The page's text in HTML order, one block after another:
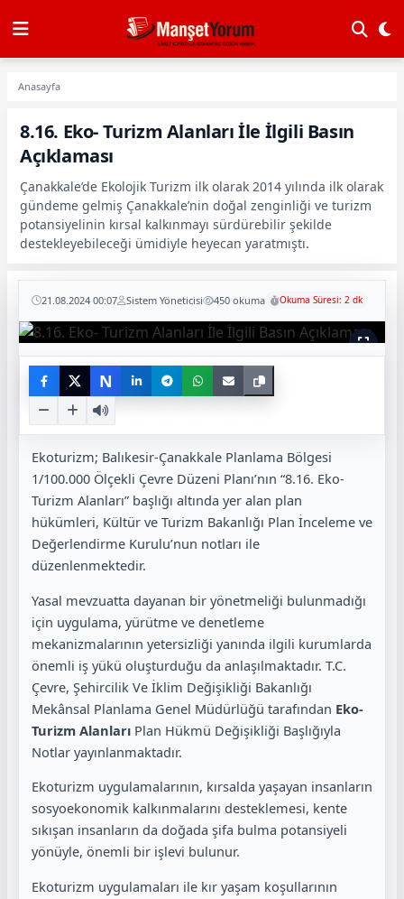
Anasayfa
8.16. Eko- Turizm Alanları İle İlgili Basın
Açıklaması
Çanakkale’de Ekolojik Turizm ilk olarak 2014 yılında ilk olarak
gündeme gelmiş Çanakkale’nin doğal zenginliği ve turizm
potansiyelinin kırsal kalkınmayı sürdürebilir şekilde
destekleyebileceği ümidiyle heyecan yaratmıştı.
21.08.2024 00:07 Sistem Yöneticisi 450 okuma Okuma Süresi: 2 dk
N
Ekoturizm; Balıkesir-Çanakkale Planlama Bölgesi
1/100.000 Ölçekli Çevre Düzeni Planı’nın “8.16. Eko-
Turizm Alanları” başlığı altında yer alan plan
hükümleri, Kültür ve Turizm Bakanlığı Plan İnceleme ve
Değerlendirme Kurulu’nun notları ile
düzenlenmektedir.
Yasal mevzuatta dayanan bir yönetmeliği bulunmadığı
için uygulama, yürütme ve denetleme
mekanizmalarının yetersizliği yanında ilgili kurumlarda
önemli iş yükü oluşturduğu da anlaşılmaktadır. T.C.
Çevre, Şehı̇rcı̇lı̇k Ve İklı̇m Değı̇şı̇klı̇ğı̇ Bakanlığı
Mekânsal Planlama Genel Müdürlüğü tarafından Eko-
Turı̇zm Alanları Plan Hükmü Değı̇şı̇klı̇ğı̇ Başlığıyla
Notlar yayınlanmaktadır.
Ekoturizm uygulamalarının, kırsalda yaşayan insanların
sosyoekonomik kalkınmalarını desteklemesi, kente
sıkışan insanların da doğada şifa bulma potansiyeli
yönüyle, önemli bir işlevi bulunur.
Ekoturizm uygulamaları ile kır yaşam koşullarının